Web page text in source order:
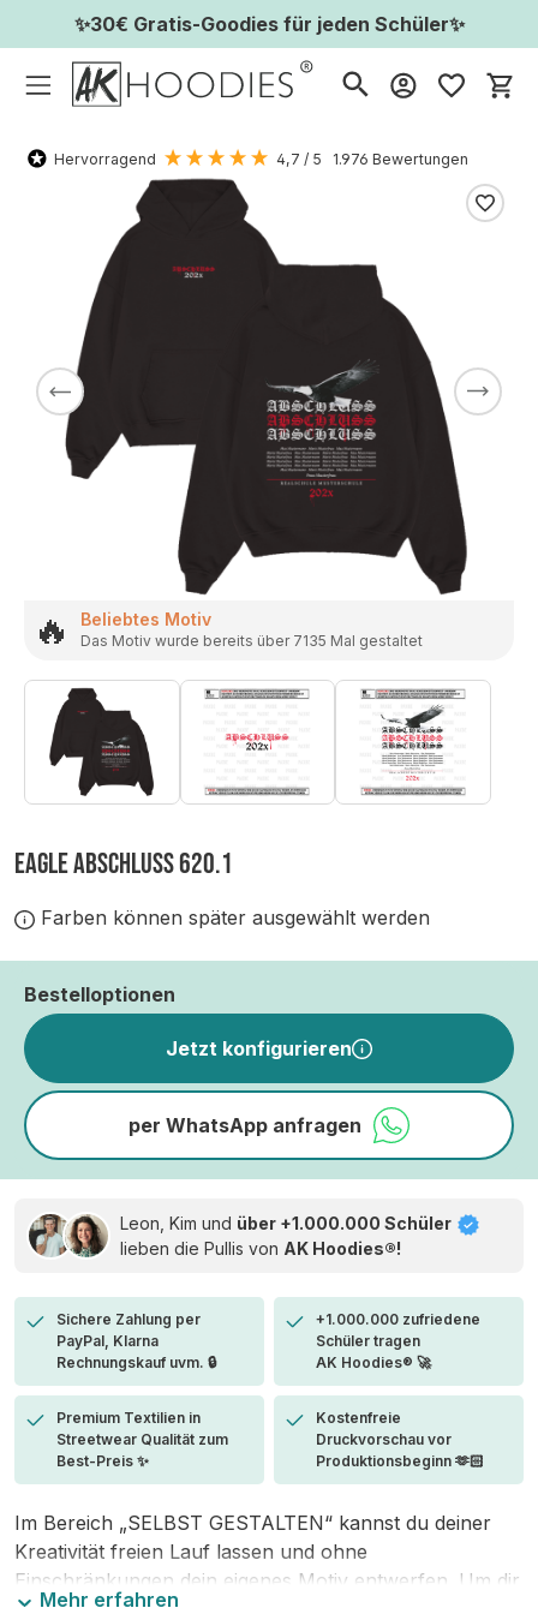
✨30€ Gratis-Goodies für jeden Schüler✨
Hervorragend 4,7 / 5 1.976 Bewertungen
🔥 Beliebtes Motiv
Das Motiv wurde bereits über 7135 Mal gestaltet
EAGLE ABSCHLUSS 620.1
Farben können später ausgewählt werden
Bestelloptionen
Jetzt konfigurieren
per WhatsApp anfragen
Leon, Kim und über +1.000.000 Schüler
lieben die Pullis von AK Hoodies®!
Sichere Zahlung per
PayPal, Klarna
Rechnungskauf uvm. 🔒
+1.000.000 zufriedene
Schüler tragen
AK Hoodies® 🚀
Premium Textilien in
Streetwear Qualität zum
Best-Preis ✨
Kostenfreie
Druckvorschau vor
Produktionsbeginn 🫶🏻
Im Bereich „SELBST GESTALTEN“ kannst du deiner
Kreativität freien Lauf lassen und ohne
Einschränkungen dein eigenes Motiv entwerfen. Um dir
Mehr erfahren